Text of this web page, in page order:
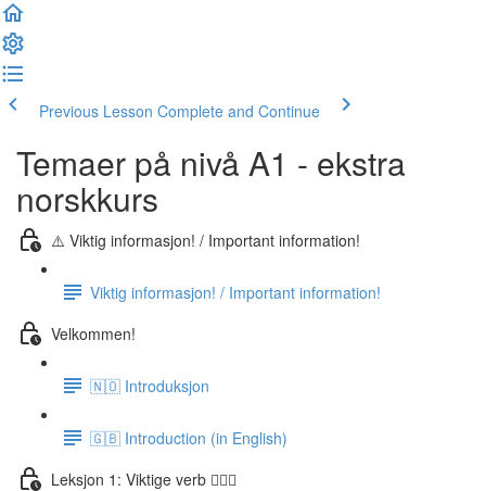
Previous Lesson Complete and Continue
Temaer på nivå A1 - ekstra
norskkurs
⚠️ Viktig informasjon! / Important information!
Viktig informasjon! / Important information!
Velkommen!
🇳🇴 Introduksjon
🇬🇧 Introduction (in English)
Leksjon 1: Viktige verb 🏃🏻‍♀️